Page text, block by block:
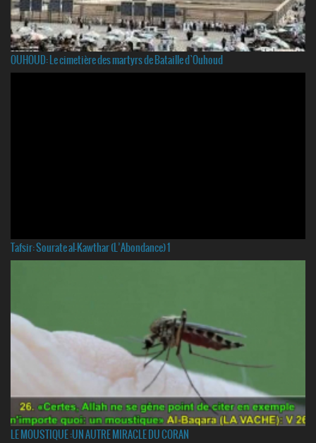
OUHOUD: Le cimetière des martyrs de Bataille d`Ouhoud
Tafsir: Sourate al-Kawthar (L’Abondance) 1
LE MOUSTIQUE :UN AUTRE MIRACLE DU CORAN